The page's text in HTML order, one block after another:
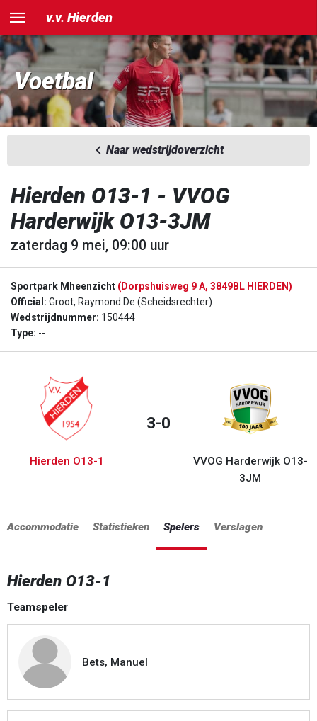
v.v. Hierden
Voetbal
Naar wedstrijdoverzicht
Hierden O13-1 - VVOG
Harderwijk O13-3JM
zaterdag 9 mei, 09:00 uur
Sportpark Mheenzicht (Dorpshuisweg 9 A, 3849BL HIERDEN)
Official: Groot, Raymond De (Scheidsrechter)
Wedstrijdnummer: 150444
Type: --
Hierden O13-1
3-0
VVOG Harderwijk O13-
3JM
Accommodatie Statistieken Spelers Verslagen
Hierden O13-1
Teamspeler
Bets, Manuel